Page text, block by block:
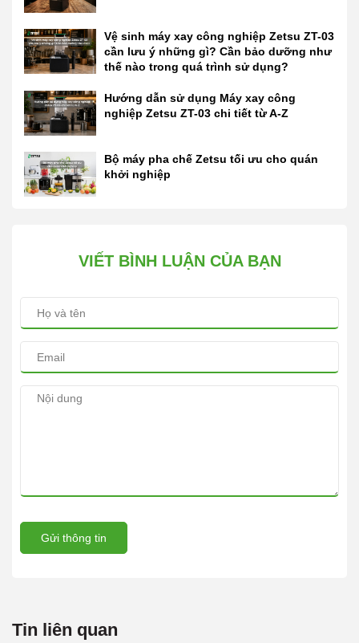
Vệ sinh máy xay công nghiệp Zetsu ZT-03
cần lưu ý những gì? Cần bảo dưỡng như
thế nào trong quá trình sử dụng?
Hướng dẫn sử dụng Máy xay công
nghiệp Zetsu ZT-03 chi tiết từ A-Z
Bộ máy pha chế Zetsu tối ưu cho quán
khởi nghiệp
VIẾT BÌNH LUẬN CỦA BẠN
Gửi thông tin
Tin liên quan